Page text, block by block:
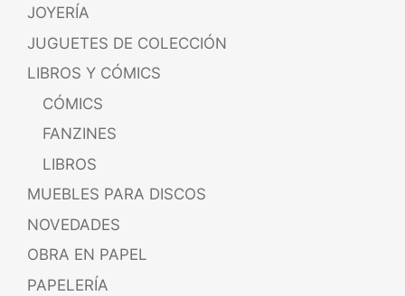
JOYERÍA
JUGUETES DE COLECCIÓN
LIBROS Y CÓMICS
CÓMICS
FANZINES
LIBROS
MUEBLES PARA DISCOS
NOVEDADES
OBRA EN PAPEL
PAPELERÍA